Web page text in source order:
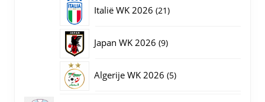
Italië WK 2026 2121
Japan WK 2026 99
Algerije WK 2026 55